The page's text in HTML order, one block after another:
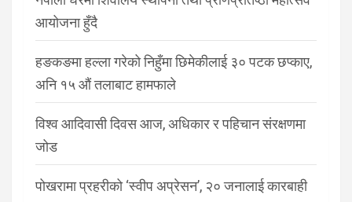
आयोजना हुँदै
हङकङमा हल्ला गरेको निहुँमा छिमेकीलाई ३० पटक छप्काए,
अनि १५ औं तलाबाट हामफाले
विश्व आदिवासी दिवस आज, अधिकार र पहिचान संरक्षणमा
जोड
पोखरामा प्रहरीको ‘स्वीप अप्रेसन’, २० जनालाई कारबाही